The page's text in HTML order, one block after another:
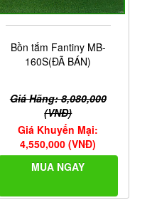
Bồn tắm Fantiny MB-
160S(ĐÃ BÁN)
Giá Hãng: 8,080,000
(VNĐ)
Giá Khuyến Mại:
4,550,000 (VNĐ)
MUA NGAY